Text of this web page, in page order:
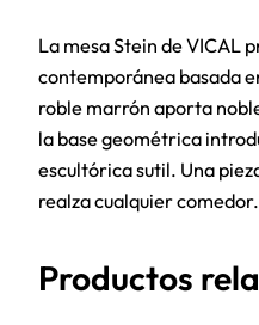
La mesa Stein de VICAL
contemporánea basada
roble marrón aporta
la base geométrica
escultórica sutil. Una
realza cualquier comedor.
Productos